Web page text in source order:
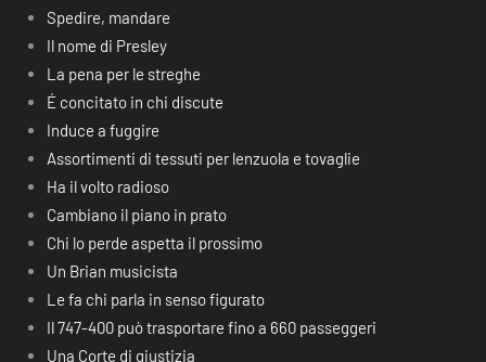
Spedire, mandare
Il nome di Presley
La pena per le streghe
É concitato in chi discute
Induce a fuggire
Assortimenti di tessuti per lenzuola e tovaglie
Ha il volto radioso
Cambiano il piano in prato
Chi lo perde aspetta il prossimo
Un Brian musicista
Le fa chi parla in senso figurato
Il 747-400 può trasportare fino a 660 passeggeri
Una Corte di giustizia